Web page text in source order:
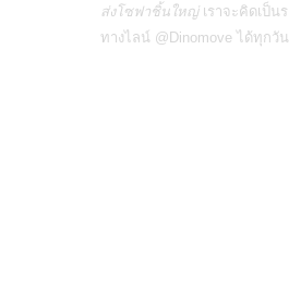
ส่งโซฟาชิ้นใหญ่เราจะคิดเป็น
ทางไลน์ @Dinomove ได้ทุกวั